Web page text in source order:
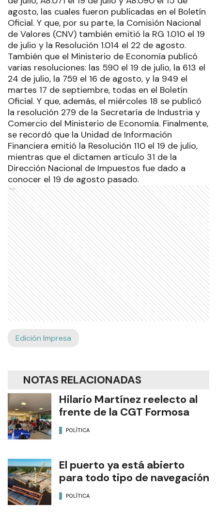
agosto, las cuales fueron publicadas en el Boletín
Oficial. Y que, por su parte, la Comisión Nacional
de Valores (CNV) también emitió la RG 1.010 el 19
de julio y la Resolución 1.014 el 22 de agosto.
También que el Ministerio de Economía publicó
varias resoluciones: las 590 el 19 de julio, la 613 el
24 de julio, la 759 el 16 de agosto, y la 949 el
martes 17 de septiembre, todas en el Boletín
Oficial. Y que, además, el miércoles 18 se publicó
la resolución 279 de la Secretaría de Industria y
Comercio del Ministerio de Economía. Finalmente,
se recordó que la Unidad de Información
Financiera emitió la Resolución 110 el 19 de julio,
mientras que el dictamen artículo 31 de la
Dirección Nacional de Impuestos fue dado a
conocer el 19 de agosto pasado.
Ads
Edición Impresa
NOTAS RELACIONADAS
Hilario Martínez reelecto al
frente de la CGT Formosa
POLÍTICA
El puerto ya está abierto
para todo tipo de navegación
POLÍTICA